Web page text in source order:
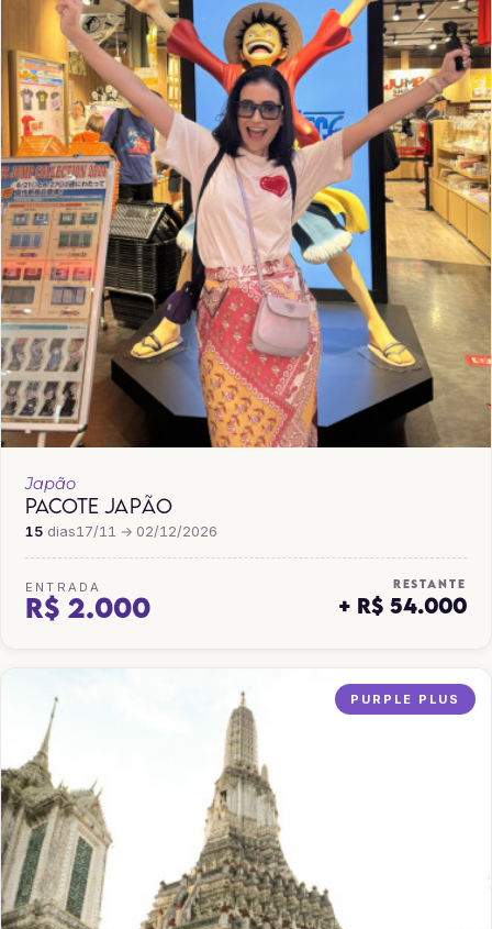
Japão
PACOTE JAPÃO
15 dias17/11 → 02/12/2026
ENTRADA
R$ 2.000
RESTANTE
+ R$ 54.000
PURPLE PLUS